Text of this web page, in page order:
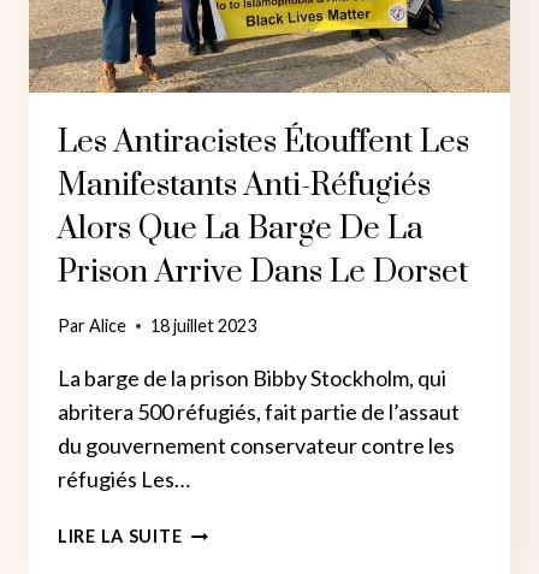
LES
PATRONS
À
TOUSSER
Les Antiracistes Étouffent Les
Manifestants Anti-Réfugiés
Alors Que La Barge De La
Prison Arrive Dans Le Dorset
ParAlice 18 juillet 2023
La barge de la prison Bibby Stockholm, qui
abritera 500 réfugiés, fait partie de l’assaut
du gouvernement conservateur contre les
réfugiés Les…
LIRE LA SUITELES